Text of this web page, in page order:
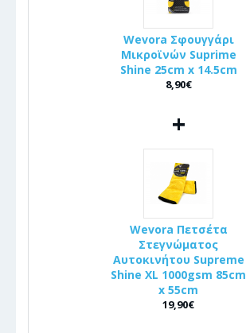
Wevora Σφουγγάρι
Μικροϊνών Suprime
Shine 25cm x 14.5cm
8,90€
+
Wevora Πετσέτα
Στεγνώματος
Αυτοκινήτου Supreme
Shine XL 1000gsm 85cm
x 55cm
19,90€